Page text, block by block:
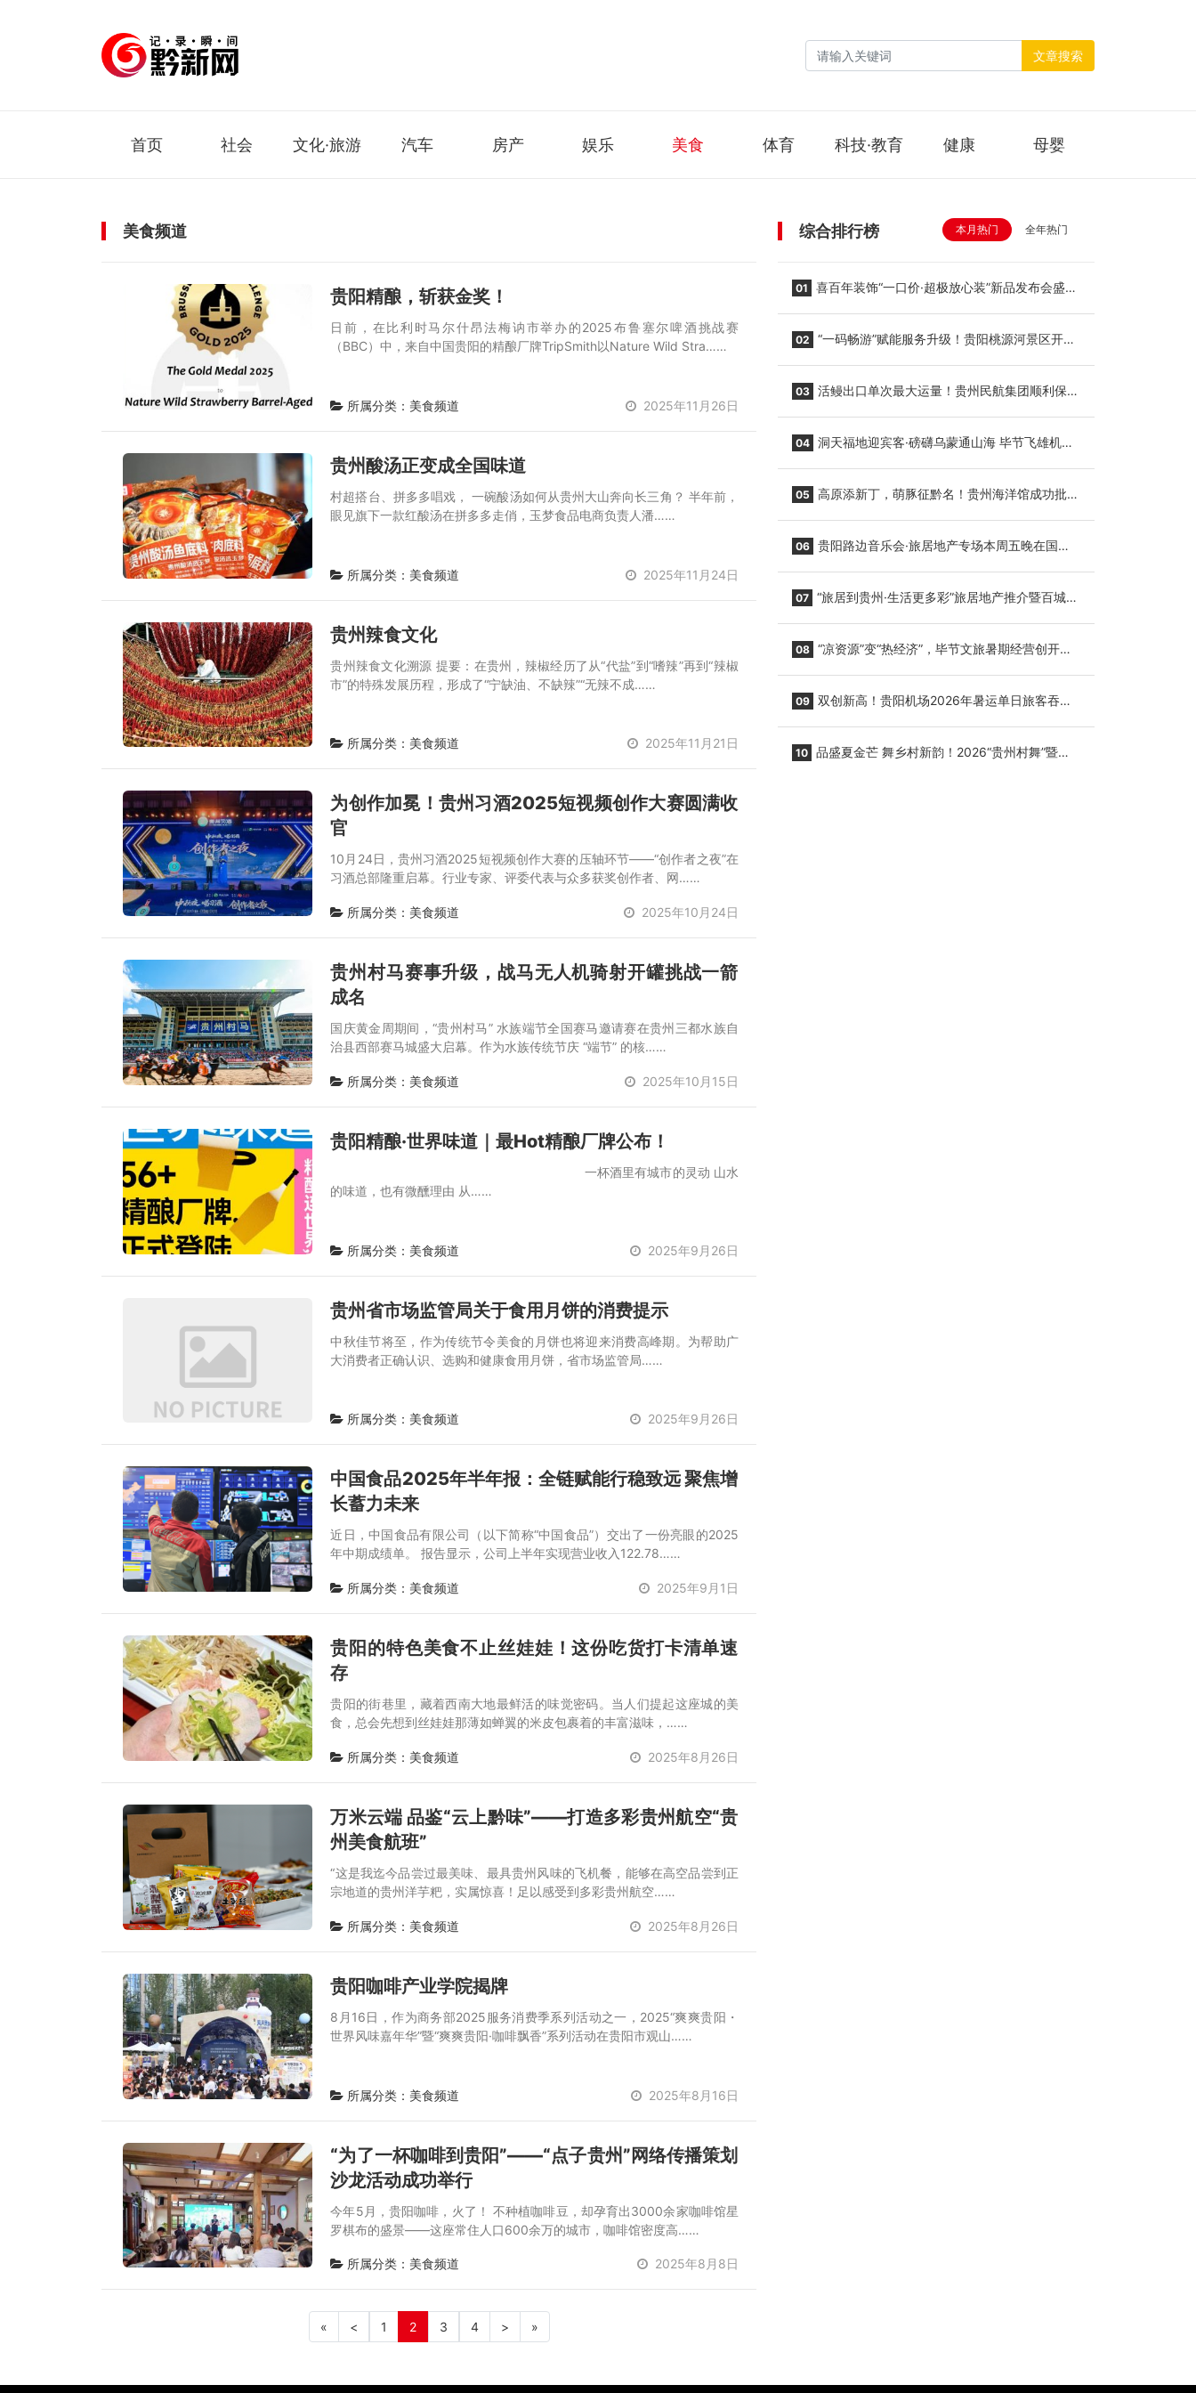
文章搜索
首页 社会 文化·旅游 汽车 房产 娱乐 美食 体育 科技·教育 健康 母婴
美食频道
贵阳精酿，斩获金奖！
日前，在比利时马尔什昂法梅讷市举办的2025布鲁塞尔啤酒挑战赛
（BBC）中，来自中国贵阳的精酿厂牌TripSmith以Nature Wild Stra……
所属分类：美食频道 2025年11月26日
贵州酸汤正变成全国味道
村超搭台、拼多多唱戏， 一碗酸汤如何从贵州大山奔向长三角？ 半年前，
眼见旗下一款红酸汤在拼多多走俏，玉梦食品电商负责人潘……
所属分类：美食频道 2025年11月24日
贵州辣食文化
贵州辣食文化溯源 提要：在贵州，辣椒经历了从“代盐”到“嗜辣”再到“辣椒
市”的特殊发展历程，形成了“宁缺油、不缺辣”“无辣不成……
所属分类：美食频道 2025年11月21日
为创作加冕！贵州习酒2025短视频创作大赛圆满收
官
10月24日，贵州习酒2025短视频创作大赛的压轴环节——“创作者之夜”在
习酒总部隆重启幕。行业专家、评委代表与众多获奖创作者、网……
所属分类：美食频道 2025年10月24日
贵州村马赛事升级，战马无人机骑射开罐挑战一箭
成名
国庆黄金周期间，“贵州村马” 水族端节全国赛马邀请赛在贵州三都水族自
治县西部赛马城盛大启幕。作为水族传统节庆 “端节” 的核……
所属分类：美食频道 2025年10月15日
贵阳精酿·世界味道｜最Hot精酿厂牌公布！
一杯酒里有城市的灵动 山水
的味道，也有微醺理由 从……
所属分类：美食频道 2025年9月26日
贵州省市场监管局关于食用月饼的消费提示
中秋佳节将至，作为传统节令美食的月饼也将迎来消费高峰期。为帮助广
大消费者正确认识、选购和健康食用月饼，省市场监管局……
所属分类：美食频道 2025年9月26日
中国食品2025年半年报：全链赋能行稳致远 聚焦增
长蓄力未来
近日，中国食品有限公司（以下简称“中国食品”）交出了一份亮眼的2025
年中期成绩单。 报告显示，公司上半年实现营业收入122.78……
所属分类：美食频道 2025年9月1日
贵阳的特色美食不止丝娃娃！这份吃货打卡清单速
存
贵阳的街巷里，藏着西南大地最鲜活的味觉密码。当人们提起这座城的美
食，总会先想到丝娃娃那薄如蝉翼的米皮包裹着的丰富滋味，……
所属分类：美食频道 2025年8月26日
万米云端 品鉴“云上黔味”——打造多彩贵州航空“贵
州美食航班”
“这是我迄今品尝过最美味、最具贵州风味的飞机餐，能够在高空品尝到正
宗地道的贵州洋芋粑，实属惊喜！足以感受到多彩贵州航空……
所属分类：美食频道 2025年8月26日
贵阳咖啡产业学院揭牌
8月16日，作为商务部2025服务消费季系列活动之一，2025“爽爽贵阳・
世界风味嘉年华”暨“爽爽贵阳·咖啡飘香”系列活动在贵阳市观山……
所属分类：美食频道 2025年8月16日
“为了一杯咖啡到贵阳”——“点子贵州”网络传播策划
沙龙活动成功举行
今年5月，贵阳咖啡，火了！ 不种植咖啡豆，却孕育出3000余家咖啡馆星
罗棋布的盛景——这座常住人口600余万的城市，咖啡馆密度高……
所属分类：美食频道 2025年8月8日
« < 1 2 3 4 > »
综合排行榜 本月热门 全年热门
01 喜百年装饰“一口价·超极放心装”新品发布会盛大
02 “一码畅游”赋能服务升级！贵阳桃源河景区开
03 活鳗出口单次最大运量！贵州民航集团顺利保障
04 洞天福地迎宾客·磅礴乌蒙通山海 毕节飞雄机场
05 高原添新丁，萌豚征黔名！贵州海洋馆成功批量
06 贵阳路边音乐会·旅居地产专场本周五晚在国际
07 “旅居到贵州·生活更多彩”旅居地产推介暨百城千
08 “凉资源”变“热经济”，毕节文旅暑期经营创开门
09 双创新高！贵阳机场2026年暑运单日旅客吞吐
10 品盛夏金芒 舞乡村新韵！2026“贵州村舞”暨望